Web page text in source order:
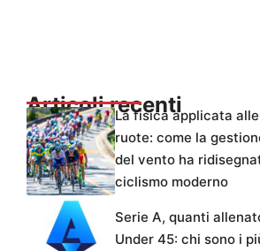
Articoli recenti
La fisica applicata
ruote: come la
del vento ha
ciclismo moderno
Serie A, quanti
Under 45: chi sono i